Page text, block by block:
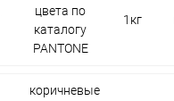
цвета по
каталогу
PANTONE
1кг
коричневые